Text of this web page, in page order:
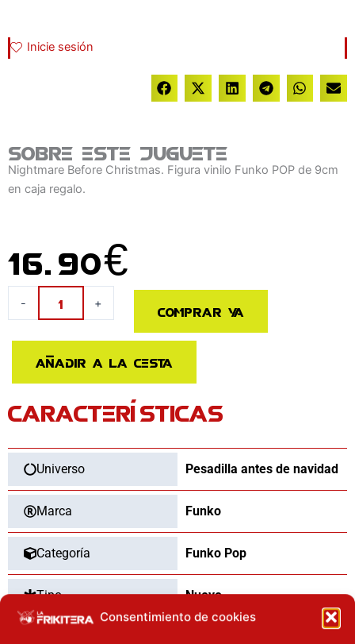
Consentimiento de cookies
Inicie sesión
Sobre este juguete
Nightmare Before Christmas. Figura vinilo Funko POP de 9cm
en caja regalo.
16.90€
-
Pesadilla
Antes
Navidad
Skellington
cantidad
+ Comprar ya
Añadir a la cesta
CARACTERÍSTICAS
Universo Pesadilla antes de navidad
Marca Funko
Categoría Funko Pop
Tipo Nuevo